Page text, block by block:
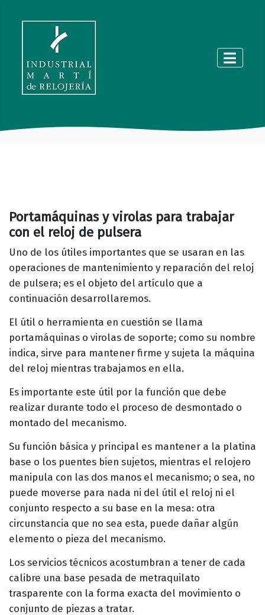
Portamáquinas y virolas para trabajar
con el reloj de pulsera
Uno de los útiles importantes que se usaran en las
operaciones de mantenimiento y reparación del reloj
de pulsera; es el objeto del artículo que a
continuación desarrollaremos.
El útil o herramienta en cuestión se llama
portamáquinas o virolas de soporte; como su nombre
indica, sirve para mantener firme y sujeta la máquina
del reloj mientras trabajamos en ella.
Es importante este útil por la función que debe
realizar durante todo el proceso de desmontado o
montado del mecanismo.
Su función básica y principal es mantener a la platina
base o los puentes bien sujetos, mientras el relojero
manipula con las dos manos el mecanismo; o sea, no
puede moverse para nada ni del útil el reloj ni el
conjunto respecto a su base en la mesa: otra
circunstancia que no sea esta, puede dañar algún
elemento o pieza del mecanismo.
Los servicios técnicos acostumbran a tener de cada
calibre una base pesada de metraquilato
trasparente con la forma exacta del movimiento o
conjunto de piezas a tratar.